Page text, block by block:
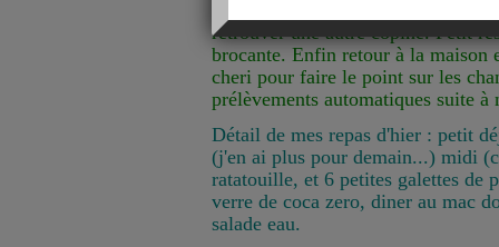
retrouver une autre copine. Petit
brocante. Enfin retour à la maison
cheri pour faire le point sur les
prélèvements automatiques suite
Détail de mes repas d'hier : petit
(j'en ai plus pour demain...) midi
ratatouille, et 6 petites galettes de
verre de coca zero, diner au mac
salade eau.